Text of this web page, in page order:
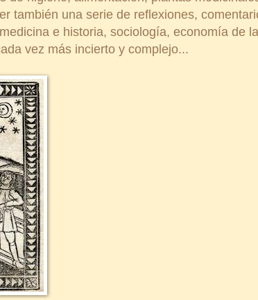
también una serie de reflexiones,
e historia, sociología, economía de
vez más incierto y complejo...